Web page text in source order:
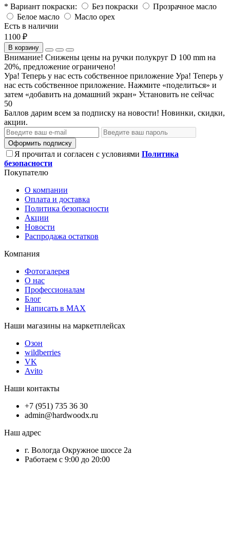
* Вариант покраски:
Без покраски
Прозрачное масло
Белое масло
Масло орех
Есть в наличии
1100 ₽
В корзину
Внимание! Снижены цены на ручки полукруг D 100 mm на
20%, предложение ограничено!
Ура! Теперь у нас есть собственное приложение Ура! Теперь у
нас есть собственное приложение. Нажмите «поделиться» и
затем «добавить на домашний экран» Установить не сейчас
50
Баллов дарим всем за подписку на новости! Новинки, скидки,
акции.
Оформить подписку
Я прочитал и согласен с условиями Политика
безопасности
Покупателю
О компании
Оплата и доставка
Политика безопасности
Акции
Новости
Распродажа остатков
Компания
Фотогалерея
О нас
Профессионалам
Блог
Написать в MAX
Наши магазины на маркетплейсах
Озон
wildberries
VK
Avito
Наши контакты
+7 (951) 735 36 30
admin@hardwoodx.ru
Наш адрес
г. Вологда Окружное шоссе 2а
Работаем с 9:00 до 20:00